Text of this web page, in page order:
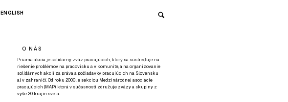
ENGLISH
O NÁS
Priama akcia je solidárny zväz pracujúcich, ktorý sa sústreďuje na
riešenie problémov na pracovisku a v komunite, a na organizovanie
solidárnych akcií za práva a požiadavky pracujúcich na Slovensku
aj v zahraničí. Od roku 2000 je sekciou Medzinárodnej asociácie
pracujúcich (MAP), ktorá v súčasnosti združuje zväzy a skupiny z
vyše 20 krajín sveta.